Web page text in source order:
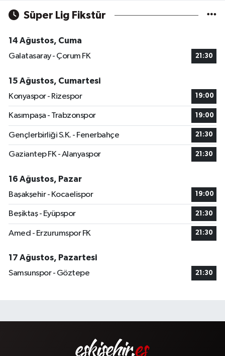
Süper Lig Fikstür
14 Ağustos, Cuma
Galatasaray - Çorum FK
21:30
15 Ağustos, Cumartesi
Konyaspor - Rizespor
19:00
Kasımpaşa - Trabzonspor 19:00
Gençlerbirliği S.K. - Fenerbahçe 21:30
Gaziantep FK - Alanyaspor 21:30
16 Ağustos, Pazar
Başakşehir - Kocaelispor
19:00
Beşiktaş - Eyüpspor 21:30
Amed - Erzurumspor FK 21:30
17 Ağustos, Pazartesi
Samsunspor - Göztepe
21:30